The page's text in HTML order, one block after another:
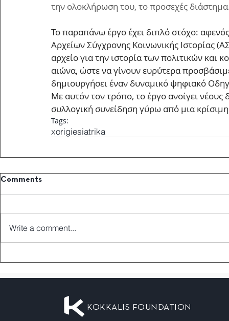
την ολοκλήρωση του, το προσεχές
Το παραπάνω έργο έχει διπλό στόχο:
Αρχείων Σύγχρονης Κοινωνικής Ιστορίας
αρχείο για την ιστορία των πολιτικών
αιώνα, ώστε να γίνουν ευρύτερα
δημιουργήσει έναν δυναμικό ψηφιακό
Με αυτόν τον τρόπο, το έργο ανοίγει
συλλογική συνείδηση γύρω από μια
Tags:
xorigiesiatrika
Comments
Write a comment...
KOKKALIS FOUNDATION